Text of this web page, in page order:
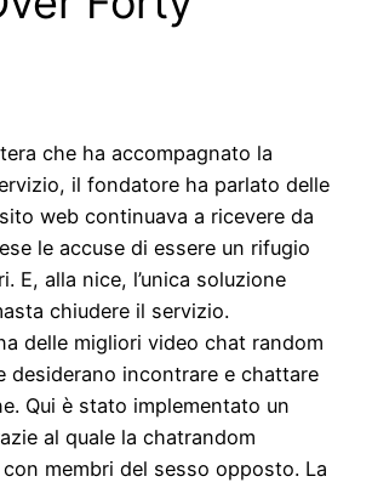
che ha accompagnato la
il fondatore ha parlato delle
web continuava a ricevere da
le accuse di essere un rifugio
E, alla nice, l’unica soluzione
chiudere il servizio.
delle migliori video chat random
desiderano incontrare e chattare
Qui è stato implementato un
al quale la chatrandom
membri del sesso opposto. La